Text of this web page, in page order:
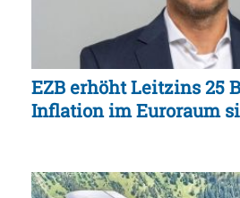
EZB erhöht Leitzins 25
Inflation im Euroraum